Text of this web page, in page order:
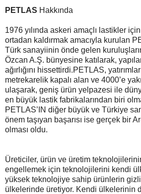
PETLAS Hakkında
1976 yılında askeri amaçlı lastikler için
ortadan kaldırmak amacıyla kurulan
Türk sanayiinin önde gelen
Özcan A.Ş. bünyesine katılarak,
ağırlığını hissettirdi.PETLAS,
metrekarelik kapalı alan ve 4000’e
ulaşarak, geniş ürün yelpazesi ile
en büyük lastik fabrikalarından biri
PETLAS’IN diğer büyük ve Türkiye
önem taşıyan başarısı ise gerçek bir
olması oldu.
Üreticiler, ürün ve üretim
engellemek için teknolojilerini kendi
yüksek teknolojiye sahip ürünlerin
ülkelerinde üretiyor. Kendi ülkelerinin